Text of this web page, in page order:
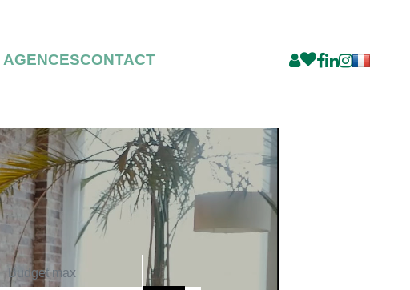
AGENCESCONTACT